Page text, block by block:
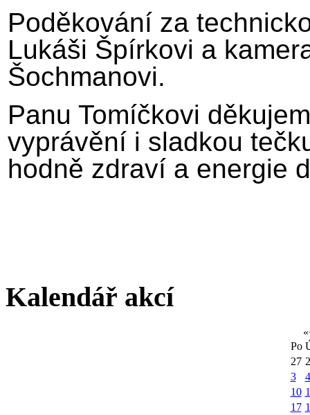
Poděkování za
Lukáši Špírkovi a
Šochmanovi.
Panu Tomíčkovi
vyprávění i sladkou
hodně zdraví a energie
Kalendář akcí
«
Po
27
3
4
10
17